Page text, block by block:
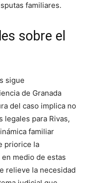
familiares.
sobre el
sigue
de Granada
del caso implica no
legales para Rivas,
familiar
priorice la
medio de estas
relieve la necesidad